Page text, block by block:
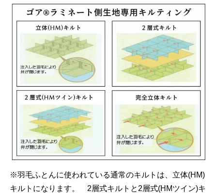
※羽毛ふとんに使われている通常のキルトは、立体(HM)
キルトになります。 2層式キルトと2層式(HMツイン)キ